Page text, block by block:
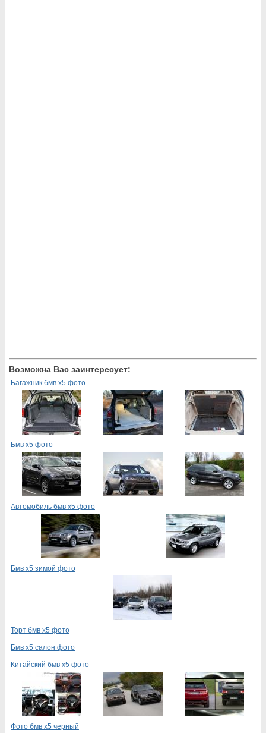
Возможна Вас заинтересует:
Багажник бмв х5 фото
Бмв х5 фото
Автомобиль бмв х5 фото
Бмв х5 зимой фото
Торт бмв х5 фото
Бмв х5 салон фото
Китайский бмв х5 фото
Фото бмв х5 черный